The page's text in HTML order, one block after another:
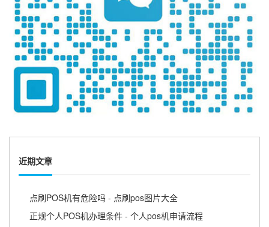
近期文章
点刷POS机有危险吗 - 点刷pos图片大全
正规个人POS机办理条件 - 个人pos机申请流程